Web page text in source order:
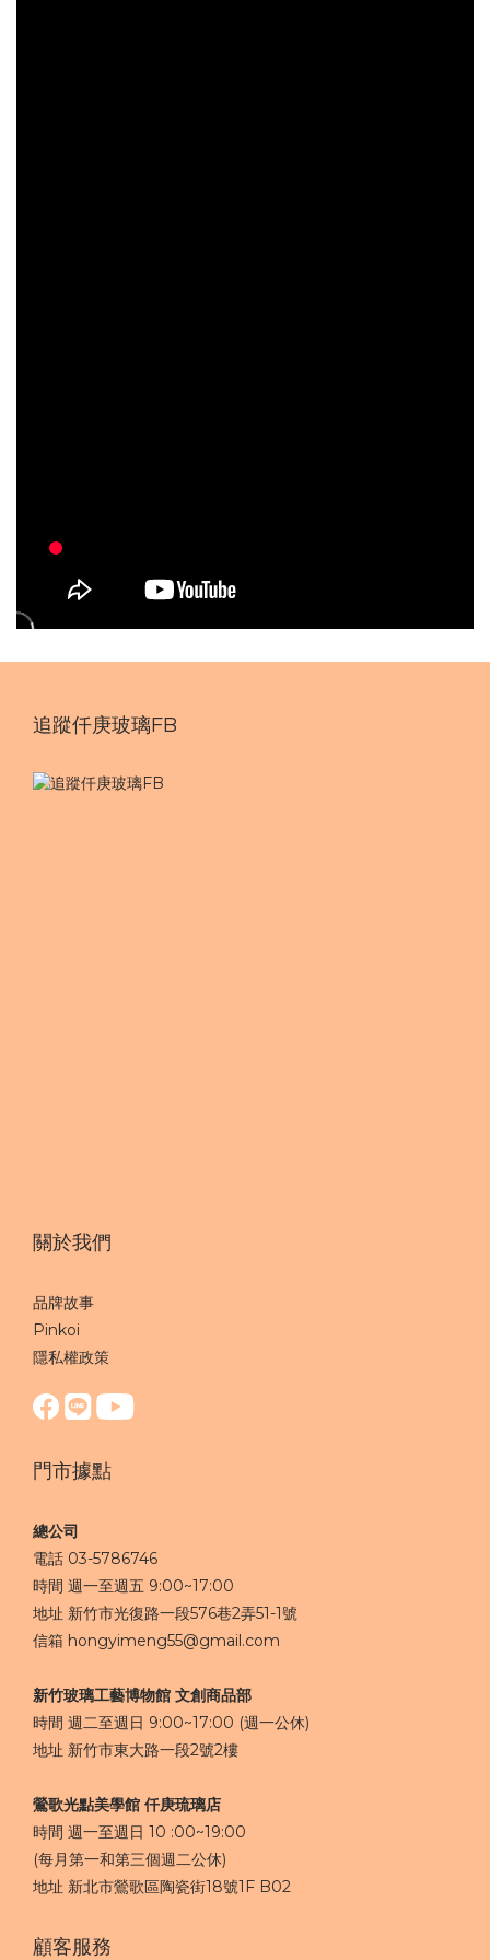
追蹤仟庚玻璃FB
關於我們
品牌故事
Pinkoi
隱私權政策
門市據點
總公司
電話 03-5786746
時間 週一至週五 9:00~17:00
地址 新竹市光復路一段576巷2弄51-1號
信箱 hongyimeng55@gmail.com
新竹玻璃工藝博物館 文創商品部
時間 週二至週日 9:00~17:00 (週一公休)
地址 新竹市東大路一段2號2樓
鶯歌光點美學館 仟庚琉璃店
時間 週一至週日 10 :00~19:00
(每月第一和第三個週二公休)
地址 新北市鶯歌區陶瓷街18號1F​ B02
顧客服務